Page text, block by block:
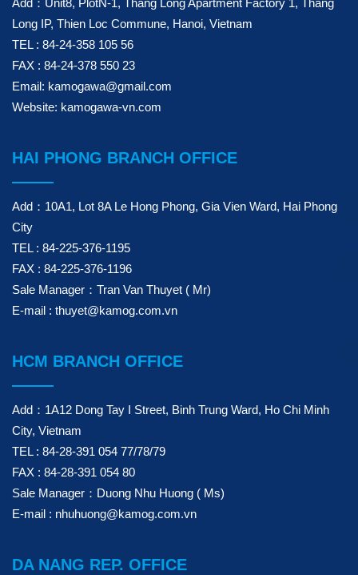
Long IP, Thien Loc Commune, Hanoi, Vietnam
TEL : 84-24-358 105 56
FAX : 84-24-378 550 23
Email: kamogawa@gmail.com
Website: kamogawa-vn.com
HAI PHONG BRANCH OFFICE
Add：10A1, Lot 8A Le Hong Phong, Gia Vien Ward, Hai Phong
City
TEL : 84-225-376-1195
FAX : 84-225-376-1196
Sale Manager：Tran Van Thuyet ( Mr)
E-mail : thuyet@kamog.com.vn
HCM BRANCH OFFICE
Add：1A12 Dong Tay I Street, Binh Trung Ward, Ho Chi Minh
City, Vietnam
TEL : 84-28-391 054 77/78/79
FAX : 84-28-391 054 80
Sale Manager：Duong Nhu Huong ( Ms)
E-mail : nhuhuong@kamog.com.vn
DA NANG REP. OFFICE